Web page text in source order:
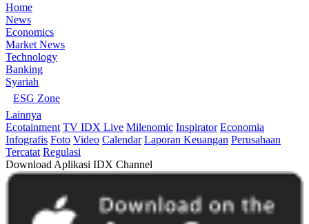
Home
News
Economics
Market News
Technology
Banking
Syariah
ESG Zone
Lainnya
Ecotainment TV IDX Live Milenomic Inspirator Economia
Infografis Foto Video Calendar Laporan Keuangan Perusahaan
Tercatat Regulasi
Download Aplikasi IDX Channel